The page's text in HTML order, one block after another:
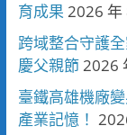
育成果 2026 年
跨域整合守護
慶父親節2026
臺鐵高雄機廠
產業記憶！